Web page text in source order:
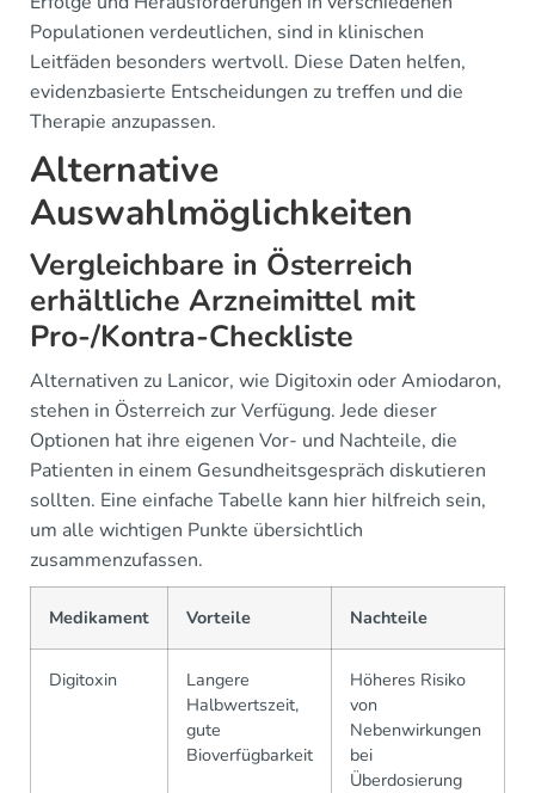
Populationen verdeutlichen, sind in klinischen
Leitfäden besonders wertvoll. Diese Daten helfen,
evidenzbasierte Entscheidungen zu treffen und die
Therapie anzupassen.
Alternative
Auswahlmöglichkeiten
Vergleichbare in Österreich
erhältliche Arzneimittel mit
Pro-/Kontra-Checkliste
Alternativen zu Lanicor, wie Digitoxin oder Amiodaron,
stehen in Österreich zur Verfügung. Jede dieser
Optionen hat ihre eigenen Vor- und Nachteile, die
Patienten in einem Gesundheitsgespräch diskutieren
sollten. Eine einfache Tabelle kann hier hilfreich sein,
um alle wichtigen Punkte übersichtlich
zusammenzufassen.
Medikament Vorteile Nachteile
Digitoxin
Langere
Halbwertszeit,
gute
Bioverfügbarkeit
Höheres Risiko
von
Nebenwirkungen
bei
Überdosierung